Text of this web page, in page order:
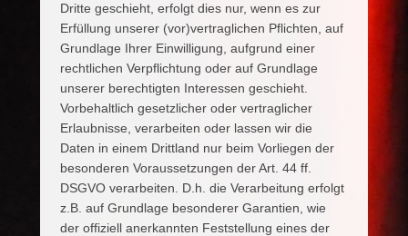
Dritte geschieht, erfolgt dies nur, wenn es zur
Erfüllung unserer (vor)vertraglichen Pflichten, auf
Grundlage Ihrer Einwilligung, aufgrund einer
rechtlichen Verpflichtung oder auf Grundlage
unserer berechtigten Interessen geschieht.
Vorbehaltlich gesetzlicher oder vertraglicher
Erlaubnisse, verarbeiten oder lassen wir die
Daten in einem Drittland nur beim Vorliegen der
besonderen Voraussetzungen der Art. 44 ff.
DSGVO verarbeiten. D.h. die Verarbeitung erfolgt
z.B. auf Grundlage besonderer Garantien, wie
der offiziell anerkannten Feststellung eines der